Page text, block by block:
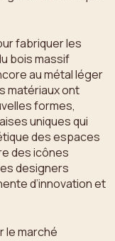
fabriquer les
bois massif
au métal léger
matériaux ont
formes,
uniques qui
des espaces
des icônes
designers
d’innovation et
le marché